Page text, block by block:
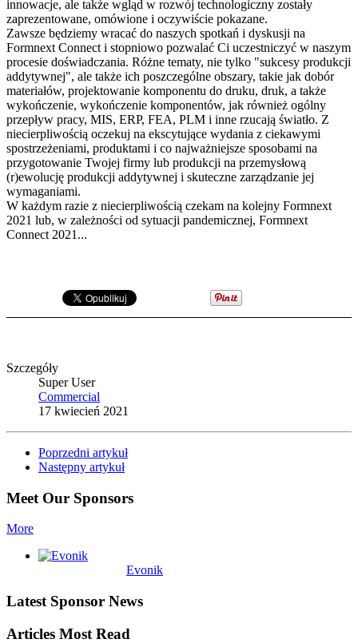
innowacje, ale także wgląd w rozwój technologiczny zostały
zaprezentowane, omówione i oczywiście pokazane.
Zawsze będziemy wracać do naszych spotkań i dyskusji na
Formnext Connect i stopniowo pozwalać Ci uczestniczyć w naszym
procesie doświadczania. Różne tematy, nie tylko "sukcesy produkcji
addytywnej", ale także ich poszczególne obszary, takie jak dobór
materiałów, projektowanie komponentu do druku, druk, a także
wykończenie, wykończenie komponentów, jak również ogólny
przepływ pracy, MIS, ERP, FEA, PLM i inne rzucają światło. Z
niecierpliwością oczekuj na ekscytujące wydania z ciekawymi
spostrzeżeniami, produktami i co najważniejsze sposobami na
przygotowanie Twojej firmy lub produkcji na przemysłową
(r)ewolucję produkcji addytywnej i skuteczne zarządzanie jej
wymaganiami.
W każdym razie z niecierpliwością czekam na kolejny Formnext
2021 lub, w zależności od sytuacji pandemicznej, Formnext
Connect 2021...
Szczegóły
Super User
Commercial
17 kwiecień 2021
Poprzedni artykuł
Następny artykuł
Meet Our Sponsors
More
Evonik
Latest Sponsor News
Articles Most Read